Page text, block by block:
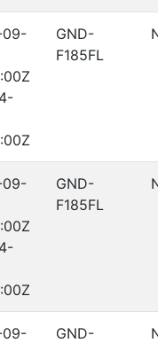
GND-
F185FL
GND-
F185FL
GND-